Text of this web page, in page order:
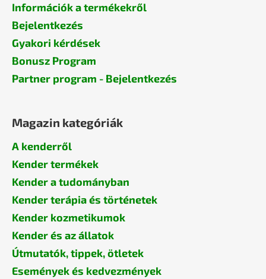
Információk a termékekről
Bejelentkezés
Gyakori kérdések
Bonusz Program
Partner program - Bejelentkezés
Magazin kategóriák
A kenderről
Kender termékek
Kender a tudományban
Kender terápia és történetek
Kender kozmetikumok
Kender és az állatok
Útmutatók, tippek, ötletek
Események és kedvezmények